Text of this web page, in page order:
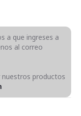
a que ingreses a
al correo
nuestros productos